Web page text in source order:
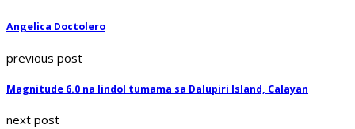
Angelica Doctolero
previous post
Magnitude 6.0 na lindol tumama sa Dalupiri Island, Calayan
next post